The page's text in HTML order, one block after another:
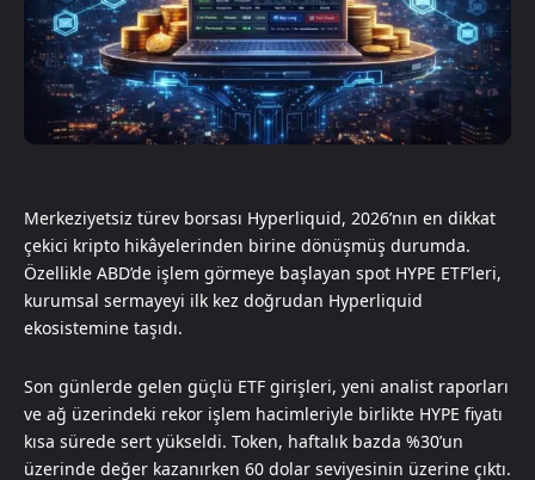
Merkeziyetsiz türev borsası Hyperliquid, 2026’nın en dikkat
çekici kripto hikâyelerinden birine dönüşmüş durumda.
Özellikle ABD’de işlem görmeye başlayan spot HYPE ETF’leri,
kurumsal sermayeyi ilk kez doğrudan Hyperliquid
ekosistemine taşıdı.
Son günlerde gelen güçlü ETF girişleri, yeni analist raporları
ve ağ üzerindeki rekor işlem hacimleriyle birlikte HYPE fiyatı
kısa sürede sert yükseldi. Token, haftalık bazda %30’un
üzerinde değer kazanırken 60 dolar seviyesinin üzerine çıktı.